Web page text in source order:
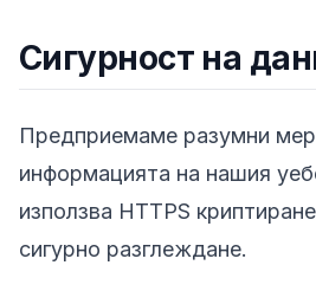
Сигурност на
Предприемаме разумни
информацията на нашия
използва HTTPS
сигурно разглеждане.